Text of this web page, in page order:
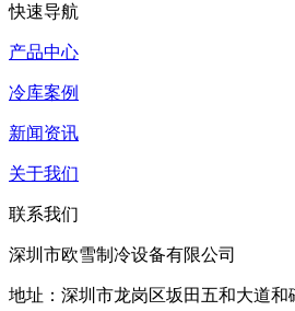
快速导航
产品中心
冷库案例
新闻资讯
关于我们
联系我们
深圳市欧雪制冷设备有限公司
地址：深圳市龙岗区坂田五和大道和